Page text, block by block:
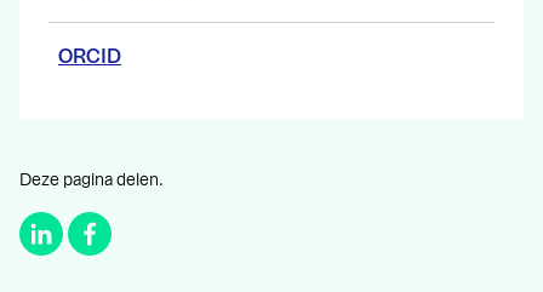
ORCID
Deze pagina delen.